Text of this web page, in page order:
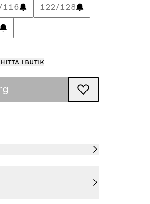
116 122/128
Hitta i butik